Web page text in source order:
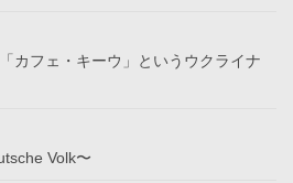
カフェ・キーウ」というウクライナ
Volk〜